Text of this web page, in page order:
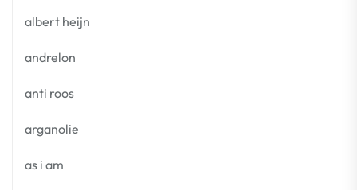
albert heijn
andrelon
anti roos
arganolie
as i am